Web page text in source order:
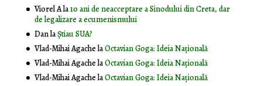
Viorel Ala10 ani de neacceptare a Sinodului din Creta, dar
de legalizare a ecumenismului
DanlaȘtiau SUA?
Vlad-Mihai AgachelaOctavian Goga: Ideia Naţională
Vlad-Mihai AgachelaOctavian Goga: Ideia Naţională
Vlad-Mihai AgachelaOctavian Goga: Ideia Naţională